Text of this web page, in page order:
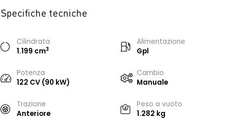
Specifiche tecniche
Cilindrata
1.199 cm3
Alimentazione
Gpl
Potenza
122 CV (90 kW)
Cambio
Manuale
Trazione
Anteriore
Peso a vuoto
1.282 kg